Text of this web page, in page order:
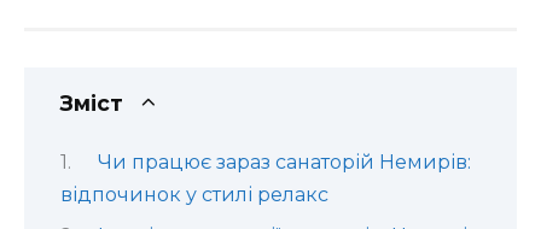
Зміст
Чи працює зараз санаторій Немирів:
відпочинок у стилі релакс